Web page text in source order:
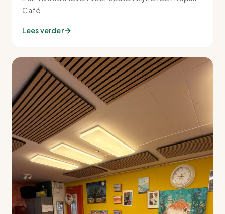
Café.
Lees verder